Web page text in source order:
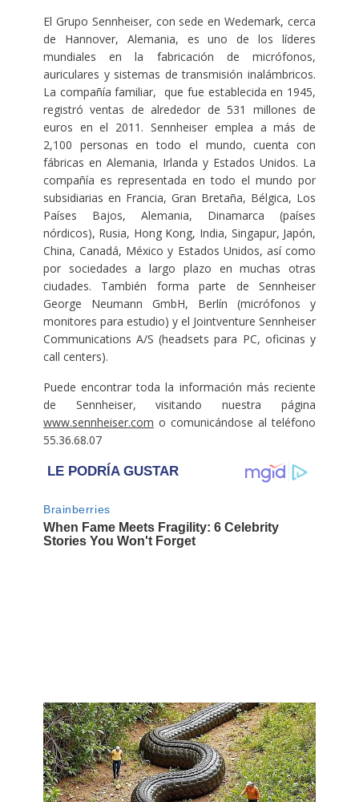
El Grupo Sennheiser, con sede en Wedemark, cerca
de Hannover, Alemania, es uno de los líderes
mundiales en la fabricación de micrófonos,
auriculares y sistemas de transmisión inalámbricos.
La compañía familiar, que fue establecida en 1945,
registró ventas de alrededor de 531 millones de
euros en el 2011. Sennheiser emplea a más de
2,100 personas en todo el mundo, cuenta con
fábricas en Alemania, Irlanda y Estados Unidos. La
compañía es representada en todo el mundo por
subsidiarias en Francia, Gran Bretaña, Bélgica, Los
Países Bajos, Alemania, Dinamarca (países
nórdicos), Rusia, Hong Kong, India, Singapur, Japón,
China, Canadá, México y Estados Unidos, así como
por sociedades a largo plazo en muchas otras
ciudades. También forma parte de Sennheiser
George Neumann GmbH, Berlín (micrófonos y
monitores para estudio) y el Jointventure Sennheiser
Communications A/S (headsets para PC, oficinas y
call centers).
Puede encontrar toda la información más reciente
de Sennheiser, visitando nuestra página
www.sennheiser.com o comunicándose al teléfono
55.36.68.07